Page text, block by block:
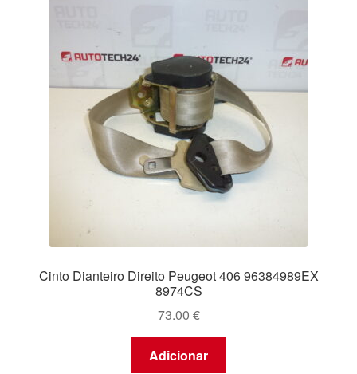
Cinto Dianteiro Direito Peugeot 406 96384989EX
8974CS
73.00 €
Adicionar